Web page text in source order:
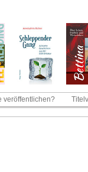
veröffentlichen?